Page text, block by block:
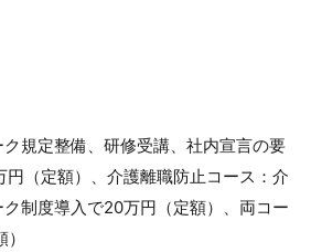
規定整備、研修受講、社内宣言の要
（定額）、介護離職防止コース：介
制度導入で20万円（定額）、両コー